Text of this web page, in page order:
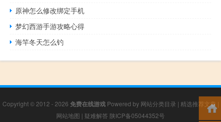
原神怎么修改绑定手机
梦幻西游手游攻略心得
海竿冬天怎么钓
Copyright © 2012 - 2026 免费在线游戏Powered by 网站分类目录 | 精选推荐文章 |
网站地图 | 疑难解答 陕ICP备05044352号